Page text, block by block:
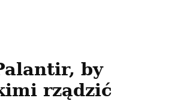
by
rządzić